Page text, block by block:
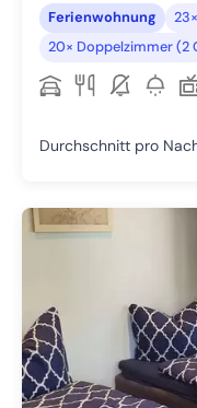
Ferienwohnung
20× Doppelzimmer (2
Durchschnitt pro